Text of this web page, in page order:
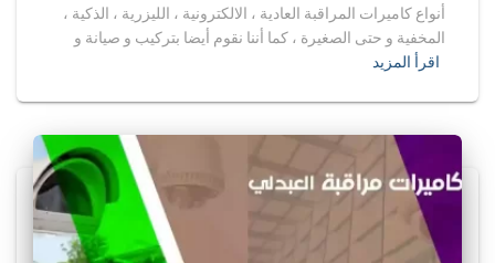
أنواع كاميرات المراقبة العادية ، الالكترونية ، الليزرية ، الذكية ،
المخفية و حتى الصغيرة ، كما أننا نقوم أيضا بتركيب و صيانة و
اقرأ المزيد